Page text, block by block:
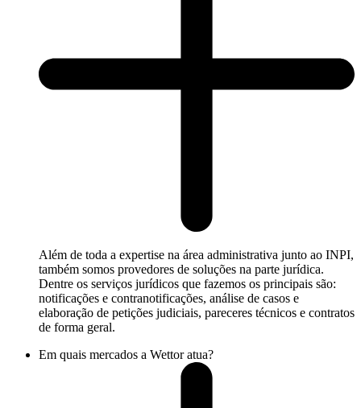
Além de toda a expertise na área administrativa junto ao INPI,
também somos provedores de soluções na parte jurídica.
Dentre os serviços jurídicos que fazemos os principais são:
notificações e contranotificações, análise de casos e
elaboração de petições judiciais, pareceres técnicos e contratos
de forma geral.
Em quais mercados a Wettor atua?